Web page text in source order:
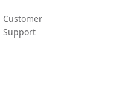
Customer
Support